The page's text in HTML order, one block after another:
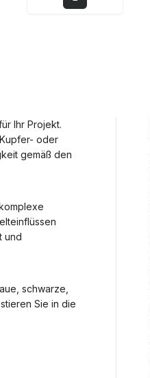
Ihr Projekt.
oder
gemäß den
und
schwarze,
Sie in die